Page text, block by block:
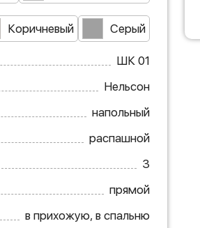
Коричневый Серый
ШК 01
Нельсон
напольный
распашной
3
прямой
в прихожую, в спальню